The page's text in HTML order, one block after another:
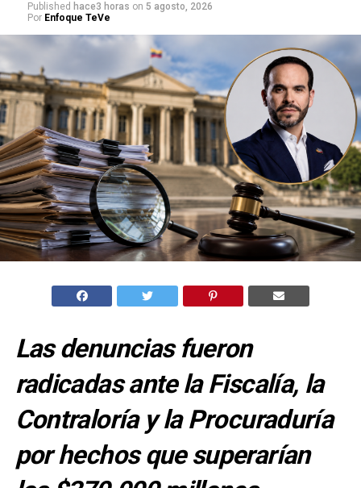
Published hace3 horas on 5 agosto, 2026
Por Enfoque TeVe
Las denuncias fueron
radicadas ante la Fiscalía, la
Contraloría y la Procuraduría
por hechos que superarían